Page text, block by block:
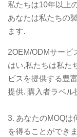
私たちは10年以上
あなたは私たちの
ます.
2OEM/ODMサービ
はい,私たちは私た
ビスを提供する豊
提供. 購入者ラベル
3. あなたのMOQは
を得ることができ